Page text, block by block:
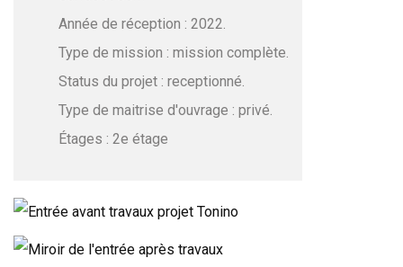
Année de réception : 2022.
Type de mission : mission complète.
Status du projet : receptionné.
Type de maitrise d'ouvrage : privé.
Étages : 2e étage